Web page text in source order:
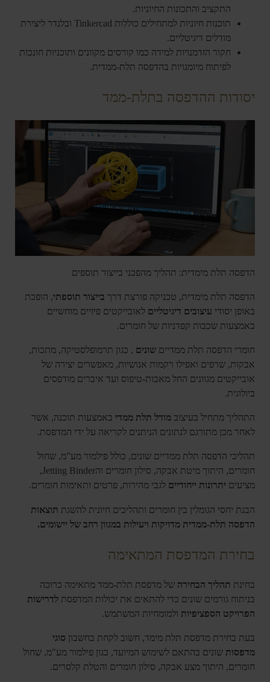
התקציב והתכונות החיוניות.
תוכנות חיוניות למתחילים כוללות Tinkercad ובלנדר ליצירת
מודלים דיגיטליים.
חקור הזדמנויות למידה כמו קורסים מקוונים ותוכניות חונכות
לפיתוח מיומנויות בהדפסה תלת-ממדית.
יסודות ההדפסה בתלת-ממד
הדפסה תלת מימדית: תהליך מהפכני בייצור תוספים
הדפסה תלת מימדית, טכניקה פורצת דרך בייצור תוספתי, הופכת
באופן יסודי עיצובים דיגיטליים לאובייקטים פיזיים מוחשיים
באמצעות שכבות קפדניות של חומרים.
חומרי הדפסה תלת ממדיים שונים , כגון תרמופלסטיקה, מתכות,
אבקות, שרפים ואפילו רקמות אנושיות, מאפשרים יצירה של
אובייקטים מגוונים החל מאבות-טיפוס ועד איברים מודפסים
ביולוגית.
התהליך מתחיל בעיצובמודל תלת ממדי באמצעות תוכנה, אשר
לאחר מכן מתורגם לנתונים הניתנים לקריאה על ידי המדפסת.
תהליכי הדפסה תלת ממדיים שונים, כולל פילמור מע"מ, שחול
חומרים, היתוך מיטת אבקה, סילון חומרים והJetting Binder,
מציעים יתרונות ייחודיים לגבי מהירות, פרטים ותאימות חומרים.
הבנת יחסי הגומלין בין חומרים ותהליכים חיונית להשגת תוצאות
הדפסה תלת-ממדית מדויקות ויעילות במגוון רחב של יישומים.
בחירת המדפסת המתאימה
בחינת תהליך הבחירה של מדפסת תלת-ממד מתאימה כרוכה
בניתוח גורמים שונים כדי להתאים את יכולות המדפסתלדרישות
הפרויקט הספציפיות ולמומחיות המשתמש.
בעת בחירת מדפסת תלת מימד, חשוב לקחת בחשבון סוגי
מדפסות שונים בהתאם לשימוש המיועד, כגון פילמור מע"מ, שחול
חומרים, היתוך מצע אבקה, סילון חומרים והטלת קלסרים.